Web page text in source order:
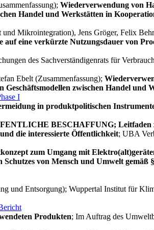
Wiederverwendung von
Handel und Werkstätten in
Mikrointegration), Jens Gröger, Felix
auf eine verkürzte Nutzungsdauer von
des Sachverständigenrats für
Ebelt (Zusammenfassung);
Geschäftsmodellen zwischen Handel und
I
in produktpolitischen
BESCHAFFUNG; Leitfaden
die interessierte Öffentlichkeit; UBA
zum Umgang mit
von Mensch und Umwelt
und Entsorgung); Wuppertal Institut für
Produkten; Im Auftrag des